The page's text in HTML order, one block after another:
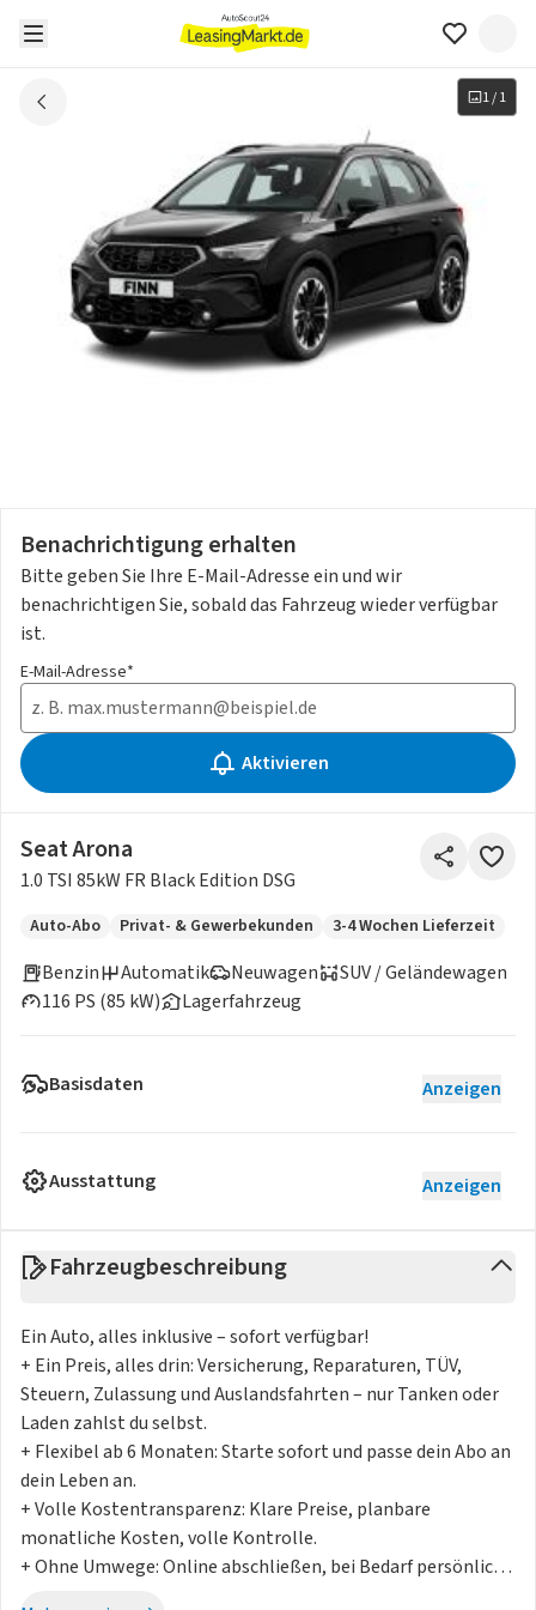
1/1
Benachrichtigung erhalten
Bitte geben Sie Ihre E-Mail-Adresse ein und wir
benachrichtigen Sie, sobald das Fahrzeug wieder verfügbar
ist.
E-Mail-Adresse*
Aktivieren
Seat Arona
1.0 TSI 85kW FR Black Edition DSG
Auto-Abo Privat- & Gewerbekunden 3-4 Wochen Lieferzeit
Benzin
Neuwagen
116 PS (85 kW)
Automatik
SUV / Geländewagen
Lagerfahrzeug
Basisdaten Anzeigen
Ausstattung Anzeigen
Fahrzeugbeschreibung
Ein Auto, alles inklusive – sofort verfügbar!
+ Ein Preis, alles drin: Versicherung, Reparaturen, TÜV,
Steuern, Zulassung und Auslandsfahrten – nur Tanken oder
Laden zahlst du selbst.
+ Flexibel ab 6 Monaten: Starte sofort und passe dein Abo an
dein Leben an.
+ Volle Kostentransparenz: Klare Preise, planbare
monatliche Kosten, volle Kontrolle.
+ Ohne Umwege: Online abschließen, bei Bedarf persönlich